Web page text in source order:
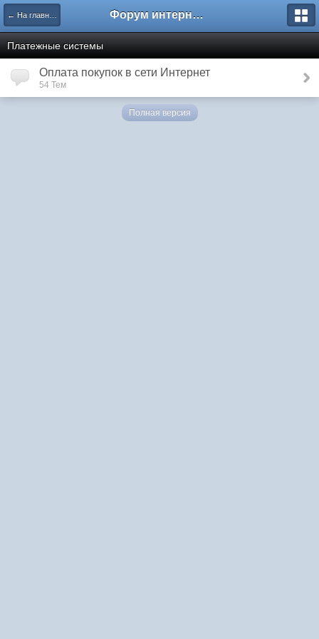
← На главную Форум интернет покупателей
Платежные системы
Оплата покупок в сети Интернет
54 Тем
Полная версия